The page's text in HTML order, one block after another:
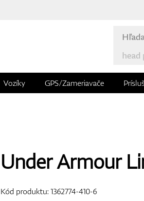
Vozíky GPS/Zameriavače
Under Armour
Kód produktu:1362774-410-6